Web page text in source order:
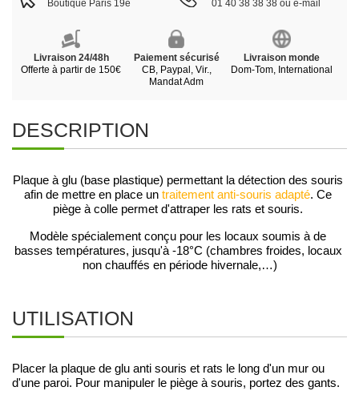
Boutique Paris 19e 01 40 38 38 38 ou e-mail
Livraison 24/48h
Offerte à partir de 150€
Paiement sécurisé
CB, Paypal, Vir.,
Mandat Adm
Livraison monde
Dom-Tom, International
DESCRIPTION
Plaque à glu (base plastique) permettant la détection des souris
afin de mettre en place un traitement anti-souris adapté. Ce
piège à colle permet d'attraper les rats et souris.
Modèle spécialement conçu pour les locaux soumis à de
basses températures, jusqu'à -18°C (chambres froides, locaux
non chauffés en période hivernale,…)
UTILISATION
Placer la plaque de glu anti souris et rats le long d'un mur ou
d'une paroi. Pour manipuler le piège à souris, portez des gants.